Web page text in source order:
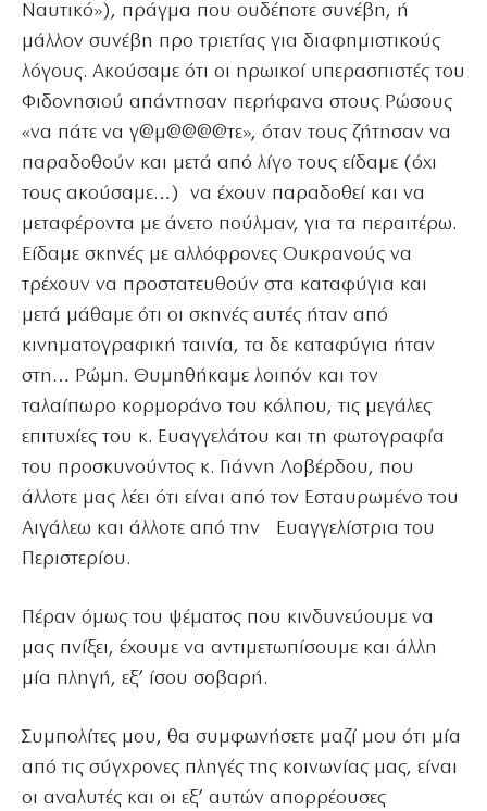
Ναυτικό»), πράγμα που ουδέποτε συνέβη, ή
μάλλον συνέβη προ τριετίας για διαφημιστικούς
λόγους. Ακούσαμε ότι οι ηρωικοί υπερασπιστές του
Φιδονησιού απάντησαν περήφανα στους Ρώσους
«να πάτε να γ@μ@@@@τε», όταν τους ζήτησαν να
παραδοθούν και μετά από λίγο τους είδαμε (όχι
τους ακούσαμε…) να έχουν παραδοθεί και να
μεταφέροντα με άνετο πούλμαν, για τα περαιτέρω.
Είδαμε σκηνές με αλλόφρονες Ουκρανούς να
τρέχουν να προστατευθούν στα καταφύγια και
μετά μάθαμε ότι οι σκηνές αυτές ήταν από
κινηματογραφική ταινία, τα δε καταφύγια ήταν
στη… Ρώμη. Θυμηθήκαμε λοιπόν και τον
ταλαίπωρο κορμοράνο του κόλπου, τις μεγάλες
επιτυχίες του κ. Ευαγγελάτου και τη φωτογραφία
του προσκυνούντος κ. Γιάννη Λοβέρδου, που
άλλοτε μας λέει ότι είναι από τον Εσταυρωμένο του
Αιγάλεω και άλλοτε από την Ευαγγελίστρια του
Περιστερίου.
Πέραν όμως του ψέματος που κινδυνεύουμε να
μας πνίξει, έχουμε να αντιμετωπίσουμε και άλλη
μία πληγή, εξ’ ίσου σοβαρή.
Συμπολίτες μου, θα συμφωνήσετε μαζί μου ότι μία
από τις σύγχρονες πληγές της κοινωνίας μας, είναι
οι αναλυτές και οι εξ’ αυτών απορρέουσες